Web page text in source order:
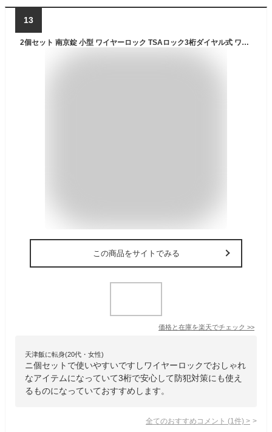
13
2個セット 南京錠 小型 ワイヤーロック TSAロック3桁ダイヤル式 ワイヤーロック 南京錠 鍵 マスターロック 暗証番号 盗難防止 荷物、スーツケース、バックパック用 海外 旅行 出張 空港 検査 アメリカ安全運輸局認定 防犯グッズ ブラック
この商品をサイトでみる
価格と在庫を楽天でチェック >>
天津飯に転身(20代・女性)
ニ個セットで使いやすいですしワイヤーロックでおしゃれ
なアイテムになっていて3桁で安心して防犯対策にも使え
るものになっていておすすめします。
全てのおすすめコメント (1 件) >